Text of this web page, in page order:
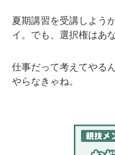
夏期講習を受講しよう
イ。でも、選択権はあ
仕事だって考えてやる
やらなきゃね。